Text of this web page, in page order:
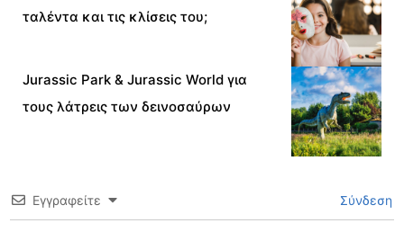
ταλέντα και τις κλίσεις του;
Jurassic Park & Jurassic World για
τους λάτρεις των δεινοσαύρων
Εγγραφείτε Σύνδεση